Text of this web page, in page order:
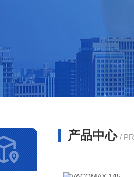
产品中心 /